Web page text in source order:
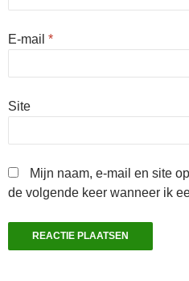
E-mail *
Site
Mijn naam, e-mail en site
de volgende keer wanneer ik